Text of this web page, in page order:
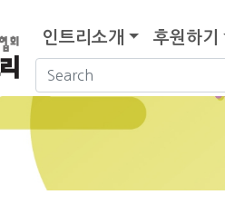
인트리소개 후원하기